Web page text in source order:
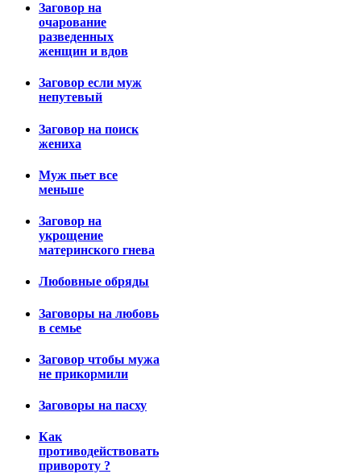
Заговор на
очарование
разведенных
женщин и вдов
Заговор если муж
непутевый
Заговор на поиск
жениха
Муж пьет все
меньше
Заговор на
укрощение
материнского гнева
Любовные обряды
Заговоры на любовь
в семье
Заговор чтобы мужа
не прикормили
Заговоры на пасху
Как
противодействовать
привороту ?